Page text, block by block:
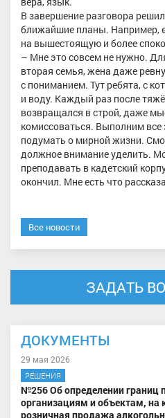
В завершение разговора
ближайшие планы. Например,
на вышестоящую и более
– Мне это совсем не нужно.
вторая семья, жена даже
с пониманием. Тут ребята, с
и воду. Каждый раз после
возвращался в строй, даже
комиссоваться. Выполним
подумать о мирной жизни.
должное внимание уделить.
преподавать в кадетский
окончил. Мне есть что
Все новости
ЗАДАТЬ
ДОКУМЕНТЫ
29 мая 2026
РЕШЕНИЯ
№256 Об определении границ
организациям и объектам, на
розничная продажа